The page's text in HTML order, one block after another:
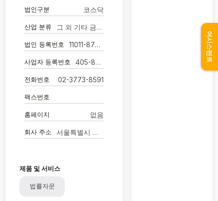
법인구분 코스닥
산업 분류 그 외 기타 금융 지원 서비스업
법인 등록번호 11011-8782032
사업자 등록번호 405-86-02978
전화번호 02-3773-8591
팩스번호
홈페이지 없음
회사 주소 서울특별시 영등포구 국제금융로8길 31
제품 및 서비스
법률자문
어시스턴트